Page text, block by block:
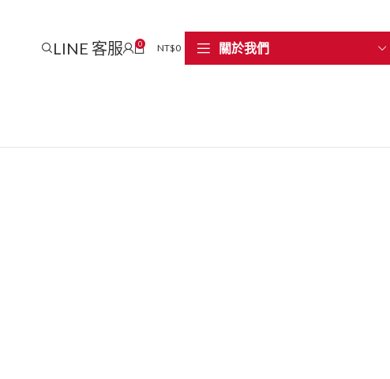
LINE 客服 0 NT$0 關於我們